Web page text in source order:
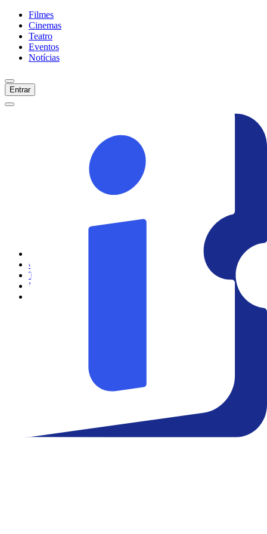
Filmes
Cinemas
Teatro
Eventos
Notícias
Entrar
Cinemas
Teatro
Eventos